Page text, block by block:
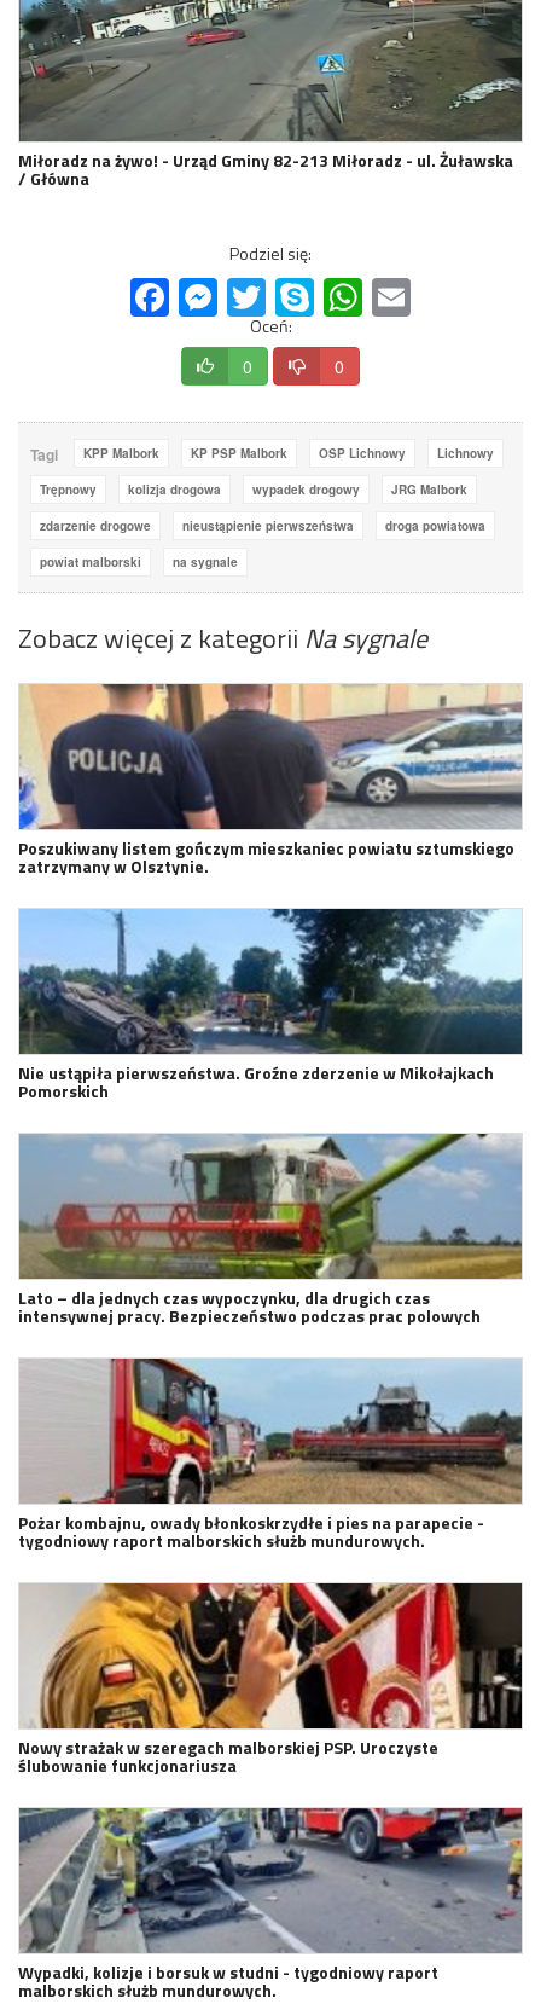
Miłoradz na żywo! - Urząd Gminy 82-213 Miłoradz - ul. Żuławska
/ Główna
Podziel się:
FacebookMessenger
Twitter Skype WhatsApp
Oceń:
0 0
Tagi KPP Malbork KP PSP Malbork OSP Lichnowy Lichnowy
Trępnowy kolizja drogowa wypadek drogowy JRG Malbork
zdarzenie drogowe nieustąpienie pierwszeństwa droga powiatowa
powiat malborski na sygnale
Zobacz więcej z kategorii Na sygnale
Poszukiwany listem gończym mieszkaniec powiatu sztumskiego
zatrzymany w Olsztynie.
Nie ustąpiła pierwszeństwa. Groźne zderzenie w Mikołajkach
Pomorskich
Lato – dla jednych czas wypoczynku, dla drugich czas
intensywnej pracy. Bezpieczeństwo podczas prac polowych
Pożar kombajnu, owady błonkoskrzydłe i pies na parapecie -
tygodniowy raport malborskich służb mundurowych.
Nowy strażak w szeregach malborskiej PSP. Uroczyste
ślubowanie funkcjonariusza
Wypadki, kolizje i borsuk w studni - tygodniowy raport
malborskich służb mundurowych.